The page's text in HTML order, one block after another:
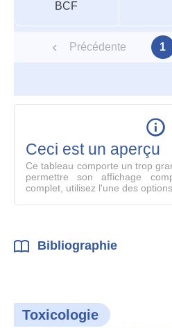
BCF
Précédente 1
Ceci est un aperçu
Ce tableau comporte un trop
permettre son affichage
complet, utilisez l'une des
Bibliographie
Toxicologie